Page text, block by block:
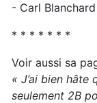
- Carl Blanchard
* * * * * * *
Voir aussi sa
« J’ai bien
seulement 2B